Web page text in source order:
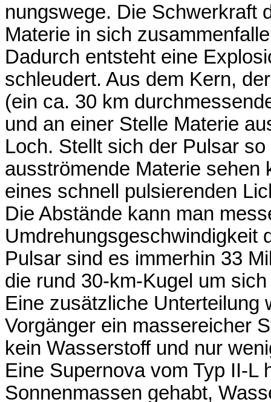
nungswege. Die Schwerkraft
Materie in sich
Dadurch entsteht eine
schleudert. Aus dem Kern,
(ein ca. 30 km
und an einer Stelle Materie
Loch. Stellt sich der Pulsar
ausströmende Materie sehen
eines schnell pulsierenden
Die Abstände kann man
Umdrehungsgeschwindigkeit
Pulsar sind es immerhin 33
die rund 30-km-Kugel um
Eine zusätzliche Unterteilung
Vorgänger ein massereicher
kein Wasserstoff und nur
Eine Supernova vom Typ II-L
Sonnenmassen gehabt,